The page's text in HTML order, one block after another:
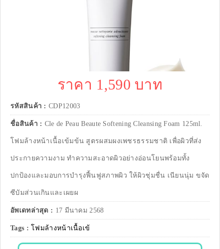
ราคา 1,590 บาท
รหัสสินค้า : CDP12003
ชื่อสินค้า : Cle de Peau Beaute Softening Cleansing Foam 125ml.
โฟมล้างหน้าเนื้อเข้มข้น สูตรผสมผงเพชรธรรมชาติ เพื่อผิวที่ส่ง
ประกายความงาม ทำความสะอาดผิวอย่างอ่อนโยนพร้อมทั้ง
ปกป้องและมอบการบำรุงฟื้นฟูสภาพผิว ให้ผิวชุ่มชื่น เนียนนุ่ม ขจัด
ซีบัมส่วนเกินและเผยผ
อัพเดทล่าสุด : 17 มีนาคม 2568
Tags : โฟมล้างหน้าเนื้อเข้